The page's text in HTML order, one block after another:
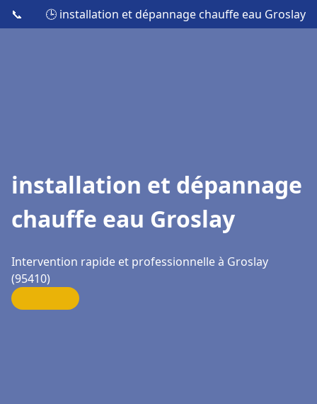
📞 🕒 installation et dépannage chauffe eau Groslay
installation et dépannage
chauffe eau Groslay
Intervention rapide et professionnelle à Groslay
(95410)